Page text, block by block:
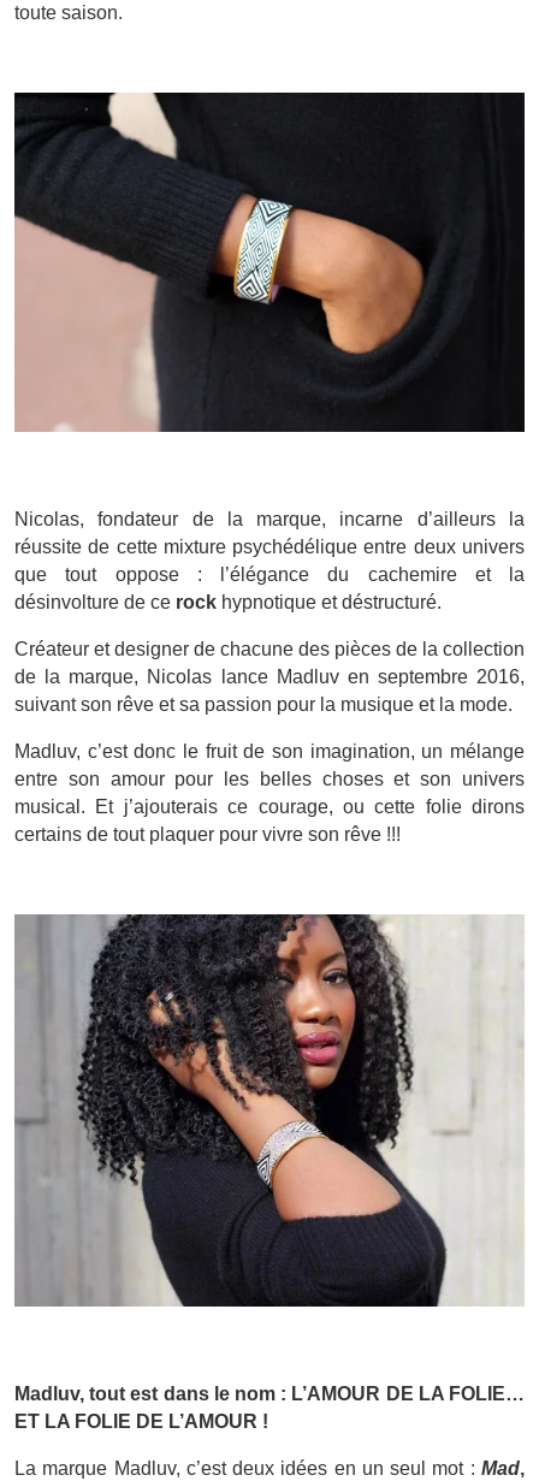
toute saison.
Nicolas, fondateur de la marque, incarne d’ailleurs la
réussite de cette mixture psychédélique entre deux univers
que tout oppose : l’élégance du cachemire et la
désinvolture de ce rock hypnotique et déstructuré.
Créateur et designer de chacune des pièces de la collection
de la marque, Nicolas lance Madluv en septembre 2016,
suivant son rêve et sa passion pour la musique et la mode.
Madluv, c’est donc le fruit de son imagination, un mélange
entre son amour pour les belles choses et son univers
musical. Et j’ajouterais ce courage, ou cette folie dirons
certains de tout plaquer pour vivre son rêve !!!
Madluv, tout est dans le nom : L’AMOUR DE LA FOLIE…
ET LA FOLIE DE L’AMOUR !
La marque Madluv, c’est deux idées en un seul mot : Mad,